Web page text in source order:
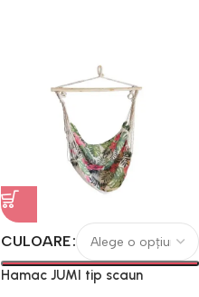
CULOARE
Hamac JUMI tip scaun